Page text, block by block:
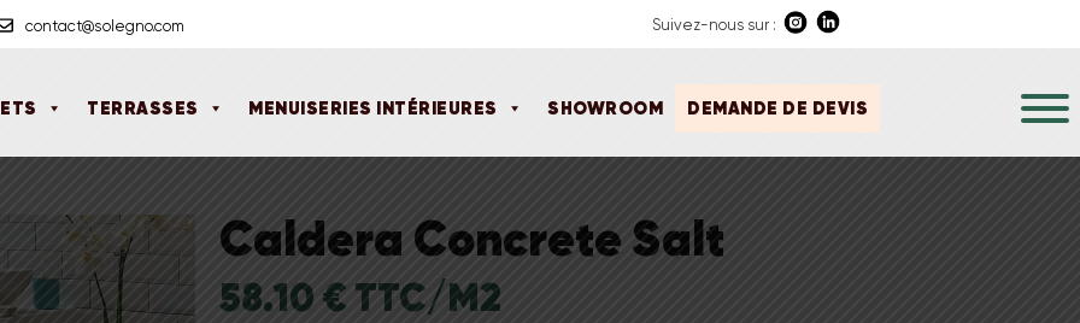
contact@solegno.com Suivez-nous sur :
TERRASSES MENUISERIES INTÉRIEURES SHOWROOM DEMANDE DE DEVIS
Caldera Concrete Salt
58.10 € TTC/M2